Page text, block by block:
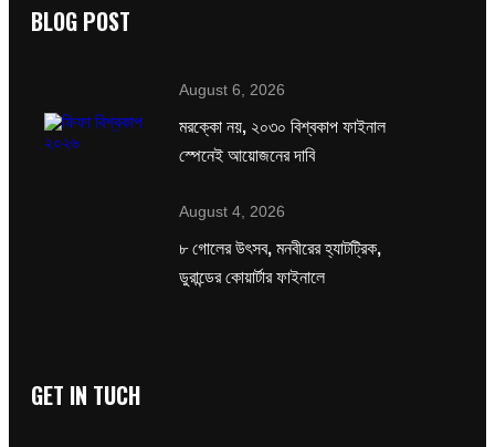
BLOG POST
August 6, 2026
মরক্কো নয়, ২০৩০ বিশ্বকাপ ফাইনাল
স্পেনেই আয়োজনের দাবি
August 4, 2026
৮ গোলের উৎসব, মনবীরের হ্যাটট্রিক,
ডুরান্ডের কোয়ার্টার ফাইনালে
GET IN TUCH